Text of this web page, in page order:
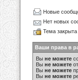
Новые
Нет новых
Тема закрыта
Ваши права в
Вы не можете
Вы не можете
Вы не можете
Вы не можете